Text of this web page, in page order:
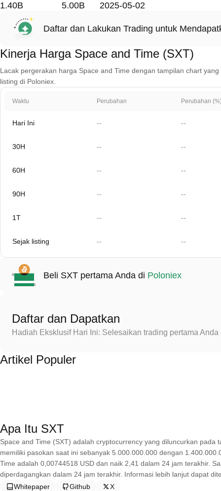
1.40B 5.00B 2025-05-02
Daftar dan Lakukan Trading untuk
Kinerja Harga Space and Time (SXT)
Lacak pergerakan harga Space and Time dengan tampilan chart
listing di Poloniex.
Waktu Perubahan Perubahan
Hari Ini -- --
30H -- --
60H -- --
90H -- --
1T -- --
Sejak listing -- --
Beli SXT pertama Anda di Poloniex
Daftar dan Dapatkan
Hadiah Eksklusif Hari Ini: Selesaikan trading pertama
Artikel Populer
Apa Itu SXT
Space and Time (SXT) adalah cryptocurrency yang diluncurkan
memiliki pasokan saat ini sebanyak 5.000.000.000 dengan
Time adalah 0,00744518 USD dan naik 2,41 dalam 24 jam terakhir.
diperdagangkan dalam 24 jam terakhir. Informasi lebih lanjut dapat
Whitepaper
Github X